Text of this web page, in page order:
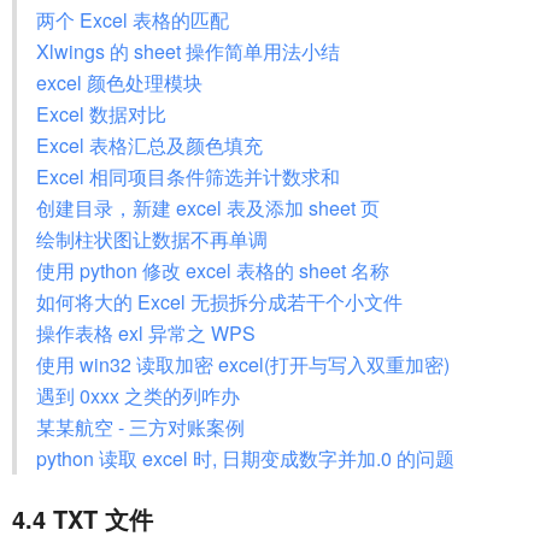
两个 Excel 表格的匹配
Xlwings 的 sheet 操作简单用法小结
excel 颜色处理模块
Excel 数据对比
Excel 表格汇总及颜色填充
Excel 相同项目条件筛选并计数求和
创建目录，新建 excel 表及添加 sheet 页
绘制柱状图让数据不再单调
使用 python 修改 excel 表格的 sheet 名称
如何将大的 Excel 无损拆分成若干个小文件
操作表格 exl 异常之 WPS
使用 win32 读取加密 excel(打开与写入双重加密)
遇到 0xxx 之类的列咋办
某某航空 - 三方对账案例
python 读取 excel 时, 日期变成数字并加.0 的问题
4.4 TXT 文件